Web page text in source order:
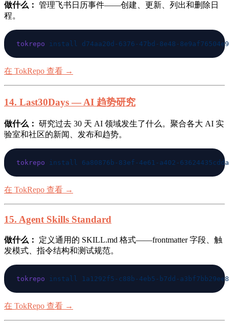
做什么： 管理飞书日历事件——创建、更新、列出和删除日
程。
tokrepo install
在 TokRepo 查看 →
14. Last30Days — AI 趋势研究
做什么： 研究过去 30 天 AI 领域发生了什么。聚合各大 AI 实
验室和社区的新闻、发布和趋势。
tokrepo install
在 TokRepo 查看 →
15. Agent Skills Standard
做什么：
定义通用的 SKILL.md 格式——frontmatter 字段、触
发模式、指令结构和测试规范。
tokrepo install
在 TokRepo 查看 →